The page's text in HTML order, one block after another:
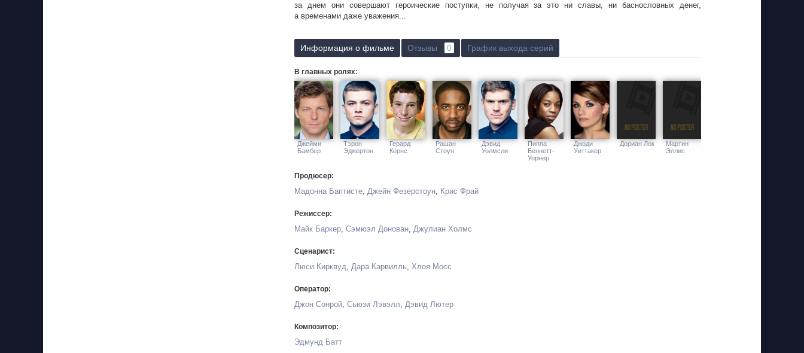
за днем они совершают героические поступки, не получая за это ни славы, ни баснословных денег,
а временами даже уважения...
Информация о фильме Отзывы 0 График выхода серий
В главных ролях:
Джейми
Бамбер
Тэрон
Эджертон
Герард
Кернс
Рашан
Стоун
Дэвид
Уолмсли
Пиппа
Беннетт-
Уорнер
Джоди
Уиттакер
Дориан Лок
Мартин
Эллис
Продюсер:
Мадонна Баптисте, Джейн Фезерстоун, Крис Фрай
Режиссер:
Майк Баркер, Сэмюэл Донован, Джулиан Холмс
Сценарист:
Люси Кирквуд, Дара Карвилль, Хлоя Мосс
Оператор:
Джон Сонрой, Сьюзи Лэвэлл, Дэвид Лютер
Композитор:
Эдмунд Батт